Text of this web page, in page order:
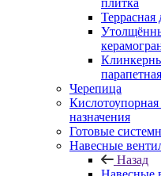
плитка
Террасная
Черепица
назначения
Готовые
Навесные
Назад